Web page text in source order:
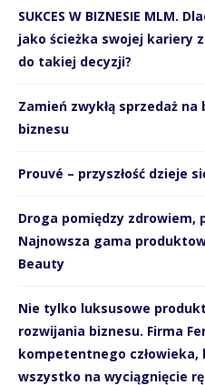
SUKCES W BIZNESIE MLM.
jako ścieżka swojej kariery
do takiej decyzji?
Zamień zwykłą sprzedaż na
biznesu
Prouvé – przyszłość dzieje
Droga pomiędzy zdrowiem,
Najnowsza gama
Beauty
Nie tylko luksusowe
rozwijania biznesu. Firma
kompetentnego człowieka,
wszystko na wyciągnięcie